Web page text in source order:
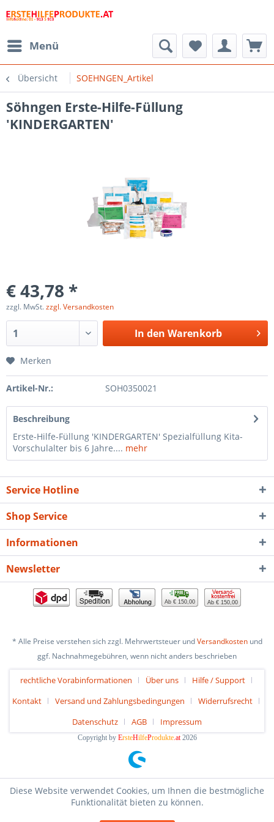
Menü
Übersicht SOEHNGEN_Artikel
Söhngen Erste-Hilfe-Füllung
'KINDERGARTEN'
€ 43,78 *
zzgl. MwSt.zzgl. Versandkosten
In den Warenkorb
Merken
Artikel-Nr.: SOH0350021
Beschreibung
Erste-Hilfe-Füllung 'KINDERGARTEN' Spezialfüllung Kita-
Vorschulalter bis 6 Jahre.... mehr
Service Hotline
Shop Service
Informationen
Newsletter
Ab € 150,00 Ab € 150,00
* Alle Preise verstehen sich zzgl. Mehrwertsteuer undVersandkostenund
ggf. Nachnahmegebühren, wenn nicht anders beschrieben
rechtliche Vorabinformationen Über uns
Hilfe / Support
Kontakt
Versand und Zahlungsbedingungen
Widerrufsrecht
Datenschutz
AGB Impressum
Copyright by ErsteHilfeProdukte.at2026
Diese Website verwendet Cookies, um Ihnen die bestmögliche
Funktionalität bieten zu können.